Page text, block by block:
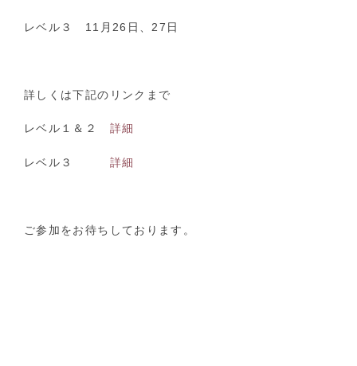
レベル３ 11月26日、27日
詳しくは下記のリンクまで
レベル１＆２ 詳細
レベル３ 詳細
ご参加をお待ちしております。